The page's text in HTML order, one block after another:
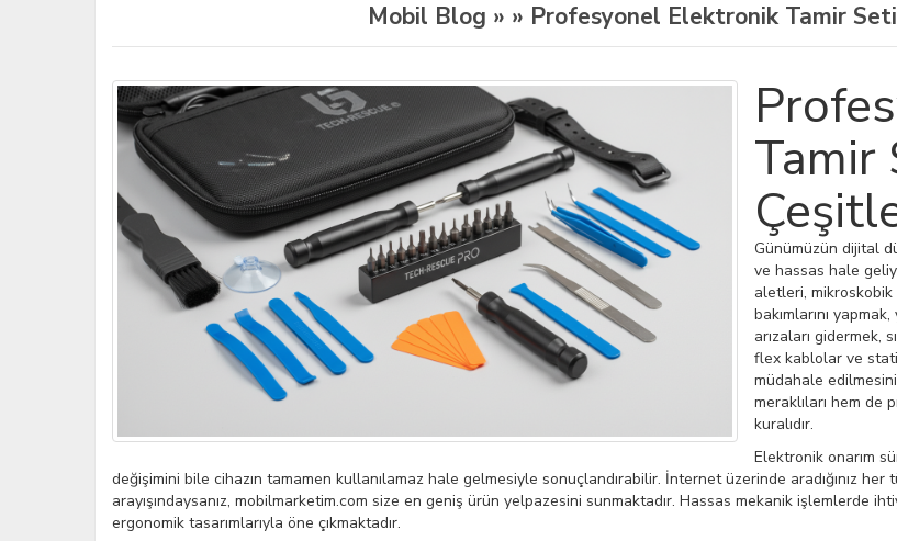
Mobil Blog » » Profesyonel Elektronik Tamir
Tamir
Günümüzün dijital
ve hassas hale
aletleri,
bakımlarını
arızaları gidermek,
flex kablolar ve
müdahale
meraklıları hem de
kuralıdır.
Elektronik onarım
değişimini bile cihazın tamamen kullanılamaz hale gelmesiyle sonuçlandırabilir. İnternet üzerinde aradığınız
arayışındaysanız, mobilmarketim.com size en geniş ürün yelpazesini sunmaktadır. Hassas mekanik işlemlerde
ergonomik tasarımlarıyla öne çıkmaktadır.